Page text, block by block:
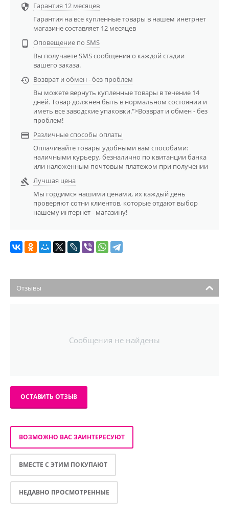
 Гарантия 12 месяцев
Гарантия на все купленные товары в нашем инетрнет
магазине составляет 12 месяцев

Оповещение по SMS
Вы получаете SMS сообщения о каждой стадии
вашего заказа.
 Возврат и обмен - без проблем
Вы можете вернуть купленные товары в течение 14
дней. Товар должнен быть в нормальном состоянии и
иметь все заводские упаковки.">Возврат и обмен - без
проблем!
 Различные способы оплаты
Оплачивайте товары удобными вам способами:
наличными курьеру, безналично по квитанции банка
или наложенным почтовым платежом при получении

Лучшая цена
Мы гордимся нашими ценами, их каждый день
проверяют сотни клиентов, которые отдают выбор
нашему интернет - магазину!
Отзывы
Сообщения не найдены
ОСТАВИТЬ ОТЗЫВ
ВОЗМОЖНО ВАС ЗАИНТЕРЕСУЮТ
ВМЕСТЕ С ЭТИМ ПОКУПАЮТ
НЕДАВНО ПРОСМОТРЕННЫЕ